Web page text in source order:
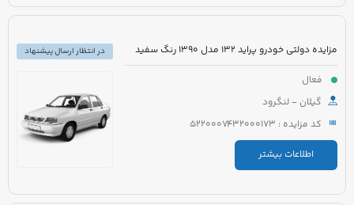
مزایده دولتی خودرو پراید 132 مدل 1390 رنگ سفید
فعال
گیلان - لنگرود
کد مزایده : 5220007432000173
اطلاعات بیشتر
در انتظار ارسال پیشنهاد